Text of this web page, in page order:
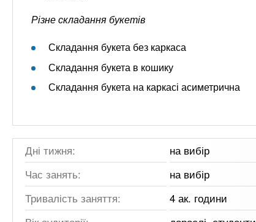
Різне складання букетів
Складання букета без каркаса
Складання букета в кошику
Складання букета на каркасі асиметрична
Дні тижня:
на вибір
Час занять:
на вибір
Тривалість заняття:
4 ак. години